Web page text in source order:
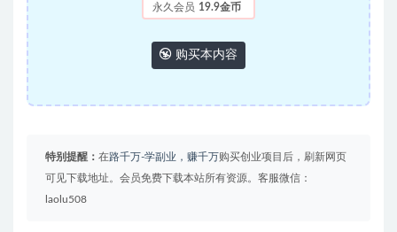
永久会员 19.9金币
购买本内容
特别提醒： 在路千万-学副业，赚千万购买创业项目后，刷新网页
可见下载地址。会员免费下载本站所有资源。客服微信：
laolu508